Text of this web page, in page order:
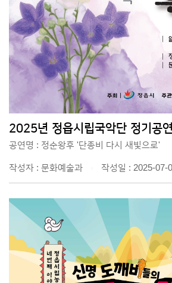
2025년 정읍시립국악단 정기공
공연명 : 정순왕후 '단종비 다시 새빛으로'
작성자 : 문화예술과 작성일 : 2025-07-